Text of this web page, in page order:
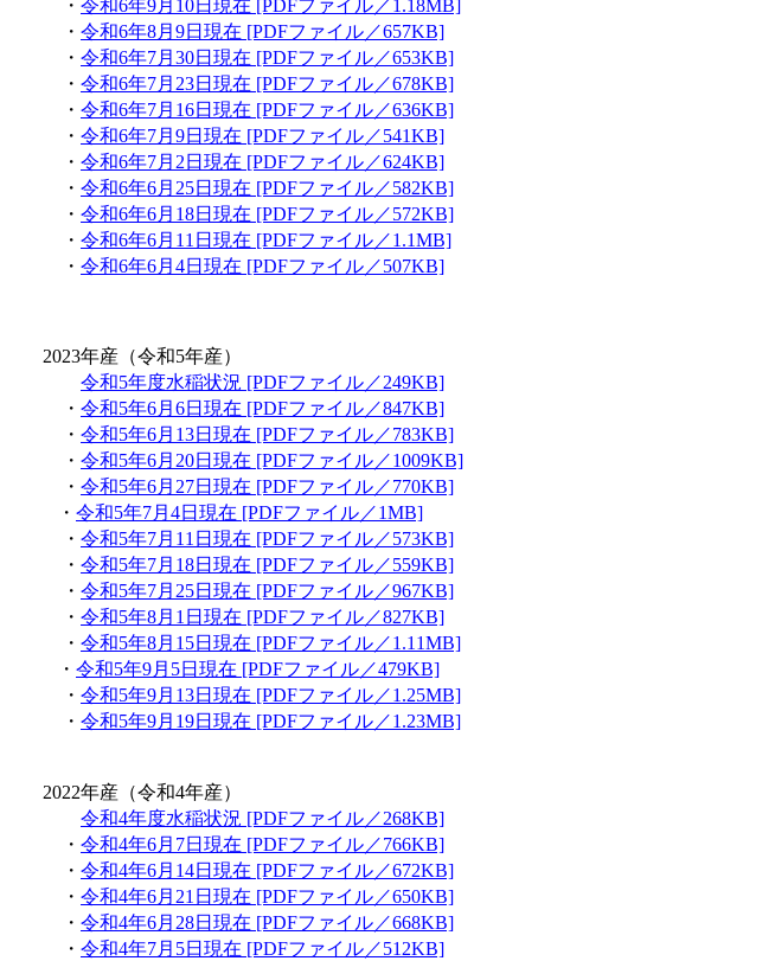
・ 令和6年9月10日現在 [PDFファイル／1.18MB]
・ 令和6年8月9日現在 [PDFファイル／657KB]
・ 令和6年7月30日現在 [PDFファイル／653KB]
・ 令和6年7月23日現在 [PDFファイル／678KB]
・ 令和6年7月16日現在 [PDFファイル／636KB]
・ 令和6年7月9日現在 [PDFファイル／541KB]
・ 令和6年7月2日現在 [PDFファイル／624KB]
・ 令和6年6月25日現在 [PDFファイル／582KB]
・ 令和6年6月18日現在 [PDFファイル／572KB]
・ 令和6年6月11日現在 [PDFファイル／1.1MB]
・ 令和6年6月4日現在 [PDFファイル／507KB]
2023年産（令和5年産）
令和5年度水稲状況 [PDFファイル／249KB]
・ 令和5年6月6日現在 [PDFファイル／847KB]
・ 令和5年6月13日現在 [PDFファイル／783KB]
・ 令和5年6月20日現在 [PDFファイル／1009KB]
・ 令和5年6月27日現在 [PDFファイル／770KB]
・ 令和5年7月4日現在 [PDFファイル／1MB]
・ 令和5年7月11日現在 [PDFファイル／573KB]
・ 令和5年7月18日現在 [PDFファイル／559KB]
・ 令和5年7月25日現在 [PDFファイル／967KB]
・ 令和5年8月1日現在 [PDFファイル／827KB]
・ 令和5年8月15日現在 [PDFファイル／1.11MB]
・ 令和5年9月5日現在 [PDFファイル／479KB]
・ 令和5年9月13日現在 [PDFファイル／1.25MB]
・ 令和5年9月19日現在 [PDFファイル／1.23MB]
2022年産（令和4年産）
令和4年度水稲状況 [PDFファイル／268KB]
・ 令和4年6月7日現在 [PDFファイル／766KB]
・ 令和4年6月14日現在 [PDFファイル／672KB]
・ 令和4年6月21日現在 [PDFファイル／650KB]
・ 令和4年6月28日現在 [PDFファイル／668KB]
・ 令和4年7月5日現在 [PDFファイル／512KB]